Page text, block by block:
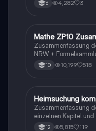
6 4,282 3
Mathe
Mathe ZP10
Zusammenfassung
NRW +
10 10,199 518
Deutsch
Heimsuchung
Zusammenfassung
einzelnen Kapitel
tabellarisch. Im
12 5,815 119